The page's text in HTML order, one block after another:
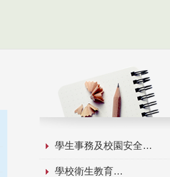
學生事務及校園安全
學校衛生教育